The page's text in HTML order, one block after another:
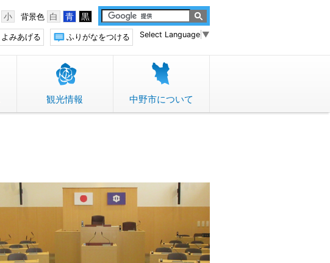
背景色 白 青 黒
小
Select Language ▼
ふりがなをつける
よみあげる
観光情報 中野市について